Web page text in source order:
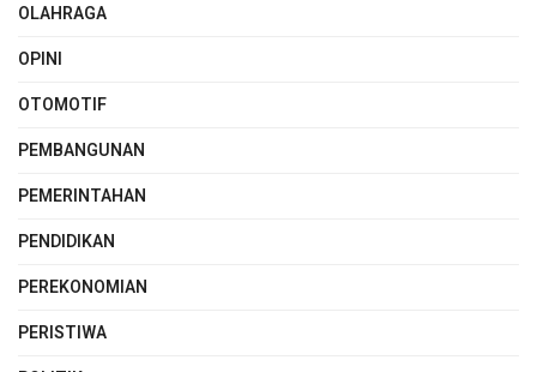
OLAHRAGA
OPINI
OTOMOTIF
PEMBANGUNAN
PEMERINTAHAN
PENDIDIKAN
PEREKONOMIAN
PERISTIWA